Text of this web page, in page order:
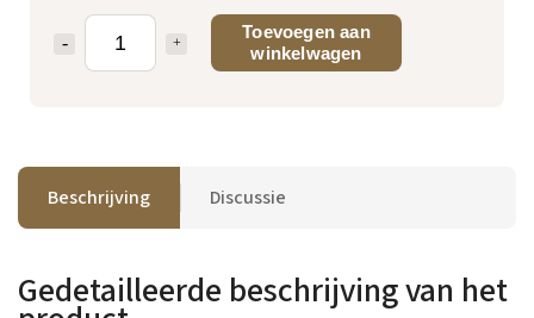
Toevoegen aan
winkelwagen
Beschrijving Discussie
Gedetailleerde beschrijving van het